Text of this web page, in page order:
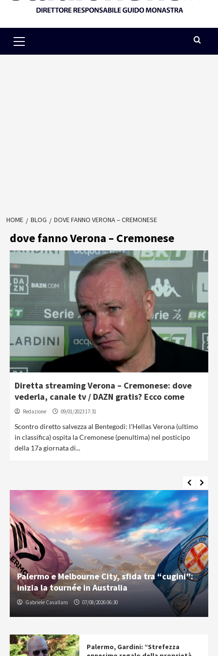
Menu
HOME BLOG DOVE FANNO VERONA – CREMONESE
dove fanno Verona – Cremonese
Diretta streaming Verona – Cremonese: dove
vederla, canale tv / DAZN gratis? Ecco come
Redazione 09/01/2023 17:31
Scontro diretto salvezza al Bentegodi: l'Hellas Verona (ultimo
in classifica) ospita la Cremonese (penultima) nel posticipo
della 17a giornata di...
Palermo e Melbourne City, sfida tra “cugini”:
inizia la tournée in Australia
Gabriele Cavallaro 07/08/2026 06:30
Palermo, Gardini: “Strefezza